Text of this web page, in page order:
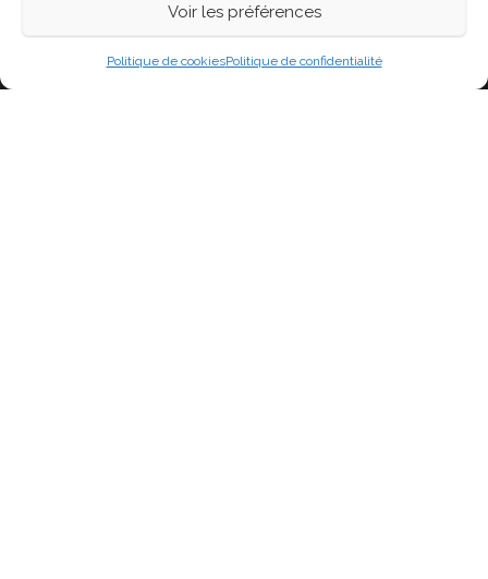
Voir les préférences
Politique de cookiesPolitique de confidentialité
Fièrement propulsé parWordPress
Blog